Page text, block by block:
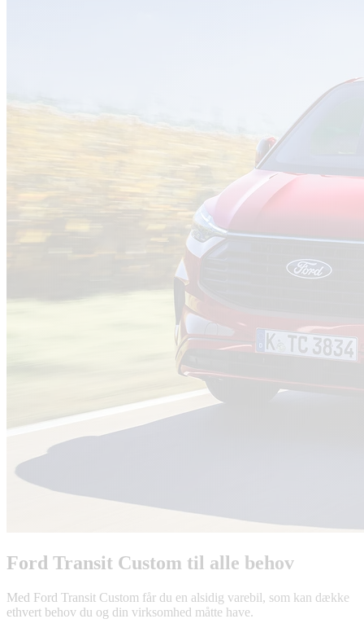
Ford Transit Custom til alle behov
Med Ford Transit Custom får du en alsidig varebil, som kan dække
ethvert behov du og din virksomhed måtte have.